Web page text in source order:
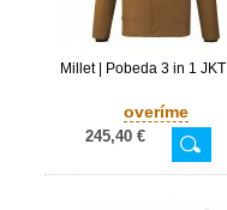
Millet | Pobeda 3 in 1 JKT
overíme
245,40 €